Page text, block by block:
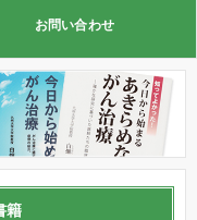
お問い合わせ
籍